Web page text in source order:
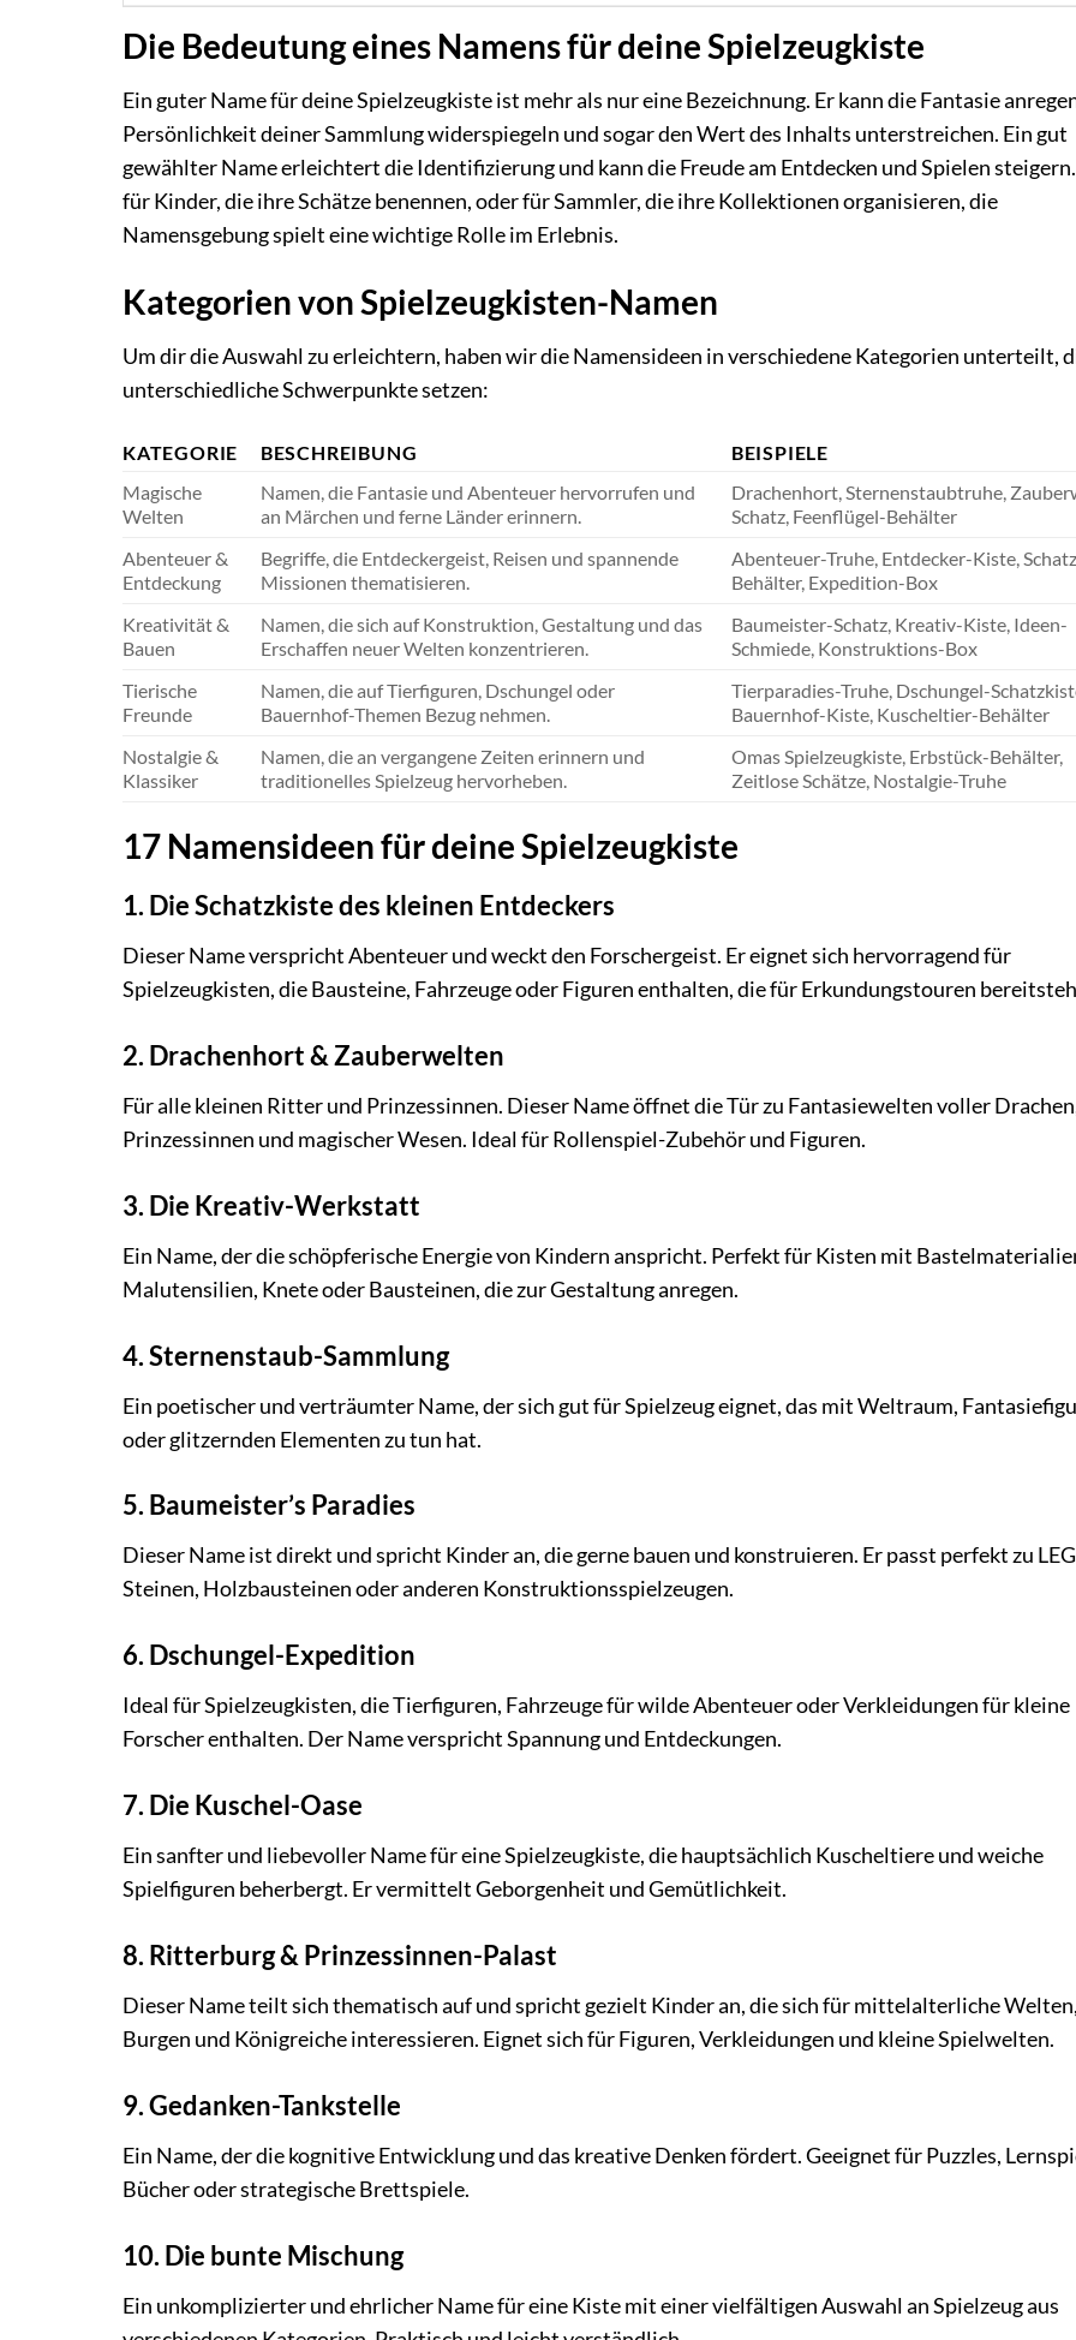
Die Bedeutung eines Namens für deine Spielzeugkiste
Ein guter Name für deine Spielzeugkiste ist mehr als nur eine Bezeichnung. Er kann die Fantasie
Persönlichkeit deiner Sammlung widerspiegeln und sogar den Wert des Inhalts unterstreichen. Ein gut
gewählter Name erleichtert die Identifizierung und kann die Freude am Entdecken und Spielen
für Kinder, die ihre Schätze benennen, oder für Sammler, die ihre Kollektionen organisieren, die
Namensgebung spielt eine wichtige Rolle im Erlebnis.
Kategorien von Spielzeugkisten-Namen
Um dir die Auswahl zu erleichtern, haben wir die Namensideen in verschiedene Kategorien unterteilt,
unterschiedliche Schwerpunkte setzen:
KATEGORIE BESCHREIBUNG
BEISPIELE
Magische
Welten
Namen, die Fantasie und Abenteuer hervorrufen und
an Märchen und ferne Länder erinnern.
Drachenhort, Sternenstaubtruhe,
Schatz, Feenflügel-Behälter
Abenteuer &
Entdeckung
Begriffe, die Entdeckergeist, Reisen und spannende
Missionen thematisieren.
Abenteuer-Truhe, Entdecker-Kiste,
Behälter, Expedition-Box
Kreativität &
Bauen
Namen, die sich auf Konstruktion, Gestaltung und das
Erschaffen neuer Welten konzentrieren.
Baumeister-Schatz, Kreativ-Kiste, Ideen-
Schmiede, Konstruktions-Box
Tierische
Freunde
Namen, die auf Tierfiguren, Dschungel oder
Bauernhof-Themen Bezug nehmen.
Tierparadies-Truhe, Dschungel-
Bauernhof-Kiste, Kuscheltier-Behälter
Nostalgie &
Klassiker
Namen, die an vergangene Zeiten erinnern und
traditionelles Spielzeug hervorheben.
Omas Spielzeugkiste, Erbstück-Behälter,
Zeitlose Schätze, Nostalgie-Truhe
17 Namensideen für deine Spielzeugkiste
1. Die Schatzkiste des kleinen Entdeckers
Dieser Name verspricht Abenteuer und weckt den Forschergeist. Er eignet sich hervorragend für
Spielzeugkisten, die Bausteine, Fahrzeuge oder Figuren enthalten, die für Erkundungstouren
2. Drachenhort & Zauberwelten
Für alle kleinen Ritter und Prinzessinnen. Dieser Name öffnet die Tür zu Fantasiewelten voller
Prinzessinnen und magischer Wesen. Ideal für Rollenspiel-Zubehör und Figuren.
3. Die Kreativ-Werkstatt
Ein Name, der die schöpferische Energie von Kindern anspricht. Perfekt für Kisten mit
Malutensilien, Knete oder Bausteinen, die zur Gestaltung anregen.
4. Sternenstaub-Sammlung
Ein poetischer und verträumter Name, der sich gut für Spielzeug eignet, das mit Weltraum,
oder glitzernden Elementen zu tun hat.
5. Baumeister’s Paradies
Dieser Name ist direkt und spricht Kinder an, die gerne bauen und konstruieren. Er passt perfekt zu
Steinen, Holzbausteinen oder anderen Konstruktionsspielzeugen.
6. Dschungel-Expedition
Ideal für Spielzeugkisten, die Tierfiguren, Fahrzeuge für wilde Abenteuer oder Verkleidungen für kleine
Forscher enthalten. Der Name verspricht Spannung und Entdeckungen.
7. Die Kuschel-Oase
Ein sanfter und liebevoller Name für eine Spielzeugkiste, die hauptsächlich Kuscheltiere und weiche
Spielfiguren beherbergt. Er vermittelt Geborgenheit und Gemütlichkeit.
8. Ritterburg & Prinzessinnen-Palast
Dieser Name teilt sich thematisch auf und spricht gezielt Kinder an, die sich für mittelalterliche Welten,
Burgen und Königreiche interessieren. Eignet sich für Figuren, Verkleidungen und kleine Spielwelten.
9. Gedanken-Tankstelle
Ein Name, der die kognitive Entwicklung und das kreative Denken fördert. Geeignet für Puzzles,
Bücher oder strategische Brettspiele.
10. Die bunte Mischung
Ein unkomplizierter und ehrlicher Name für eine Kiste mit einer vielfältigen Auswahl an Spielzeug aus